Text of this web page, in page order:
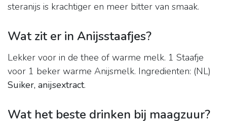
steranijs is krachtiger en meer bitter van smaak.
Wat zit er in Anijsstaafjes?
Lekker voor in de thee of warme melk. 1 Staafje
voor 1 beker warme Anijsmelk. Ingredienten: (NL)
Suiker, anijsextract.
Wat het beste drinken bij maagzuur?